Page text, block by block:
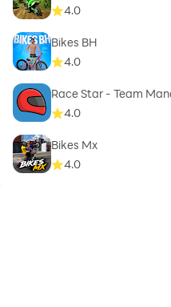
4.0
Bikes BH
4.0
Race Star - Team
4.0
Bikes Mx
4.0